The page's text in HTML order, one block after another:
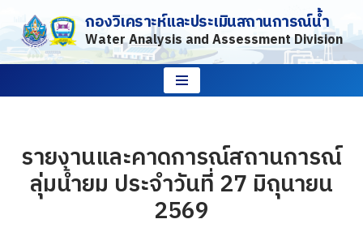
Skip
to
กองวิเคราะห์และประเมินสถานการณ์น้ำ
Water Analysis and Assessment Division
รายงานและคาดการณ์สถานการณ์
ลุ่มน้ำยม ประจำวันที่ 27 มิถุนายน
2569